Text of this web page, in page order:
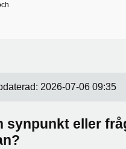
2026-07-06 09:35
synpunkt eller